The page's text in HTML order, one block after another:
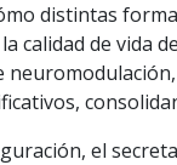
distintas
calidad de vida
el